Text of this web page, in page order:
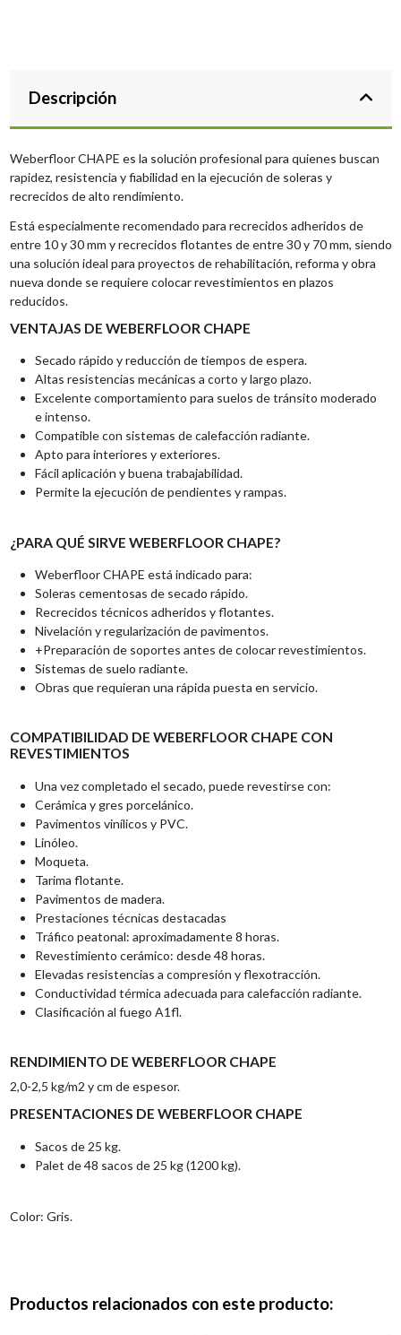
Descripción
Weberfloor CHAPE es la solución profesional para quienes buscan
rapidez, resistencia y fiabilidad en la ejecución de soleras y
recrecidos de alto rendimiento.
Está especialmente recomendado para recrecidos adheridos de
entre 10 y 30 mm y recrecidos flotantes de entre 30 y 70 mm, siendo
una solución ideal para proyectos de rehabilitación, reforma y obra
nueva donde se requiere colocar revestimientos en plazos
reducidos.
VENTAJAS DE WEBERFLOOR CHAPE
Secado rápido y reducción de tiempos de espera.
Altas resistencias mecánicas a corto y largo plazo.
Excelente comportamiento para suelos de tránsito moderado
e intenso.
Compatible con sistemas de calefacción radiante.
Apto para interiores y exteriores.
Fácil aplicación y buena trabajabilidad.
Permite la ejecución de pendientes y rampas.
¿PARA QUÉ SIRVE WEBERFLOOR CHAPE?
Weberfloor CHAPE está indicado para:
Soleras cementosas de secado rápido.
Recrecidos técnicos adheridos y flotantes.
Nivelación y regularización de pavimentos.
+Preparación de soportes antes de colocar revestimientos.
Sistemas de suelo radiante.
Obras que requieran una rápida puesta en servicio.
COMPATIBILIDAD DE WEBERFLOOR CHAPE CON
REVESTIMIENTOS
Una vez completado el secado, puede revestirse con:
Cerámica y gres porcelánico.
Pavimentos vinílicos y PVC.
Linóleo.
Moqueta.
Tarima flotante.
Pavimentos de madera.
Prestaciones técnicas destacadas
Tráfico peatonal: aproximadamente 8 horas.
Revestimiento cerámico: desde 48 horas.
Elevadas resistencias a compresión y flexotracción.
Conductividad térmica adecuada para calefacción radiante.
Clasificación al fuego A1fl.
RENDIMIENTO DE WEBERFLOOR CHAPE
2,0-2,5 kg/m2 y cm de espesor.
PRESENTACIONES DE WEBERFLOOR CHAPE
Sacos de 25 kg.
Palet de 48 sacos de 25 kg (1200 kg).
Color: Gris.
Productos relacionados con este producto: